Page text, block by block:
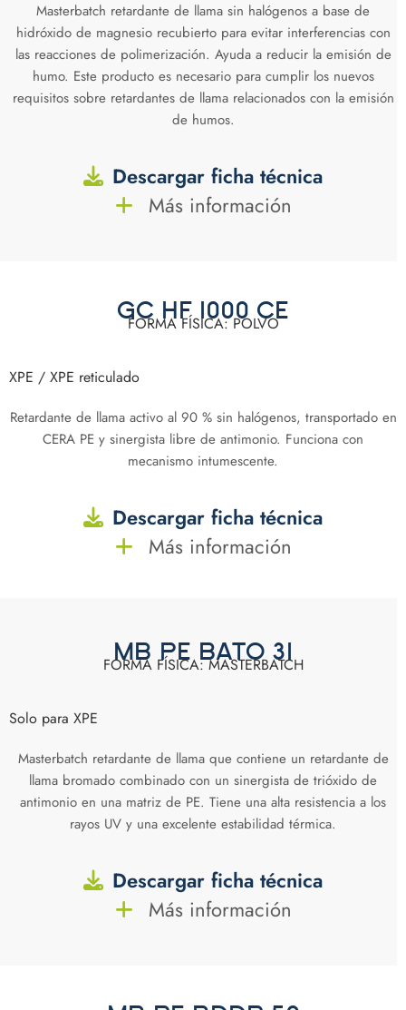
Masterbatch retardante de llama sin halógenos a base de
hidróxido de magnesio recubierto para evitar interferencias con
las reacciones de polimerización. Ayuda a reducir la emisión de
humo. Este producto es necesario para cumplir los nuevos
requisitos sobre retardantes de llama relacionados con la emisión
de humos.
Descargar ficha técnica
Más información
GC HF 1000 CE
FORMA FÍSICA: POLVO
XPE / XPE reticulado
Retardante de llama activo al 90 % sin halógenos, transportado en
CERA PE y sinergista libre de antimonio. Funciona con
mecanismo intumescente.
Descargar ficha técnica
Más información
MB PE BATO 31
FORMA FÍSICA: MASTERBATCH
Solo para XPE
Masterbatch retardante de llama que contiene un retardante de
llama bromado combinado con un sinergista de trióxido de
antimonio en una matriz de PE. Tiene una alta resistencia a los
rayos UV y una excelente estabilidad térmica.
Descargar ficha técnica
Más información